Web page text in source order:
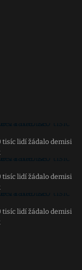
tisíc lidí žádalo demisi
tisíc lidí žádalo demisi
tisíc lidí žádalo demisi